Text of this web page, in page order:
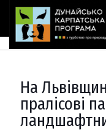
На
пралісові